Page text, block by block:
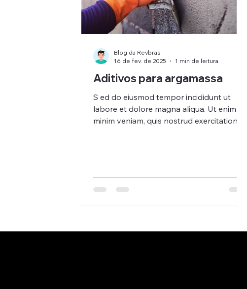
Aditivos para argamassa
S ed do eiusmod tempor incididunt ut
labore et dolore magna aliqua. Ut enim ad
minim veniam, quis nostrud exercitation
Blog da Revbras
16 de fev. de 2025
1 min de leitura